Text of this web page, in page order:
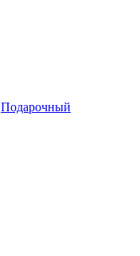
Подарочный